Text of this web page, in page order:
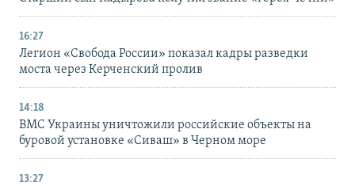
16:27
Легион «Свобода России» показал кадры разведки
моста через Керченский пролив
14:18
ВМС Украины уничтожили российские объекты на
буровой установке «Сиваш» в Черном море
13:27